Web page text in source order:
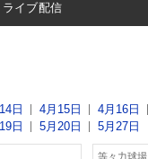
ライブ配信
日 4月15日 4月16日
日 5月20日 5月27日
等々力球場